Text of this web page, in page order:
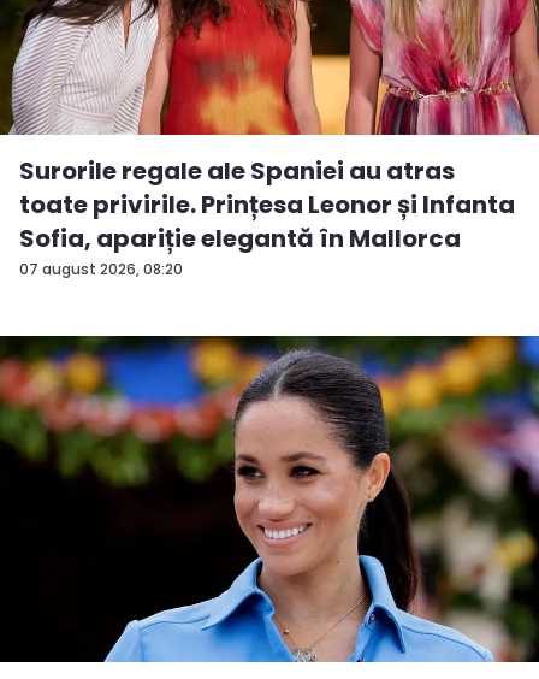
07 august 2026, 08:20
Surorile regale ale Spaniei au atras
toate privirile. Prințesa Leonor și Infanta
Sofia, apariție elegantă în Mallorca